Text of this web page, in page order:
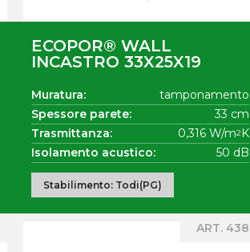
ECOPOR® WALL
INCASTRO 33X25X19
Muratura:
tamponamento
Spessore parete:
33 cm
Trasmittanza:
0,316 W/m2 K
Isolamento acustico:
50 dB
Stabilimento: Todi(PG)
ART. 438